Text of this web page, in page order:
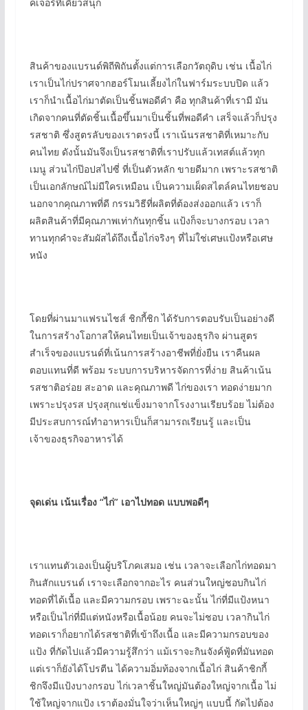
สินค้าของแบรนด์พิถีพิถันตั้งแต่การเลือกวัตถุดิบ เช่น เนื้อไก่
เราเป็นไก่ปราศจากฮอร์โมนเลี้ยงไก่ในฟาร์มระบบปิด แล้ว
เราก็นำเนื้อไก่มาตัดเป็นชิ้นพอดีคำ คือ ทุกสินค้าที่เรามี มัน
เกิดจากคนที่ตัดชิ้นเนื้อขึ้นมาเป็นชิ้นที่พอดีคำ เสร็จแล้วก็ปรุง
รสชาติ ซึ่งสูตรลับของเราตรงนี้ เราเน้นรสชาติที่เหมาะกับ
คนไทย ดังนั้นมันจึงเป็นรสชาติที่เราปรับแล้วเทสต์แล้วทุก
เมนู ส่วนไก่ป๊อปสไปซี่ ที่เป็นตัวหลัก ขายดีมาก เพราะรสชาติ
เป็นเอกลักษณ์ไม่มีใครเหมือน เป็นความเผ็ดสไตล์คนไทยชอบ
นอกจากคุณภาพที่ดี กรรมวิธีที่ผลิตที่ต้องส่งออกแล้ว เราก็
ผลิตสินค้าที่มีคุณภาพเท่ากันทุกชิ้น แป้งก็จะบางกรอบ เวลา
ทานทุกคำจะสัมผัสได้ถึงเนื้อไก่จริงๆ ที่ไม่ใช่เศษแป้งหรือเศษ
หนัง
โดยที่ผ่านมาแฟรนไชส์ ชิกกี้ชิก ได้รับการตอบรับเป็นอย่างดี
ในการสร้างโอกาสให้คนไทยเป็นเจ้าของธุรกิจ ผ่านสูตร
สำเร็จของแบรนด์ที่เน้นการสร้างอาชีพที่ยั่งยืน เราคืนผล
ตอบแทนที่ดี พร้อม ระบบการบริหารจัดการที่ง่าย สินค้าเน้น
รสชาติอร่อย สะอาด และคุณภาพดี ไก่ของเรา ทอดง่ายมาก
เพราะปรุงรส ปรุงสุกแช่แข็งมาจากโรงงานเรียบร้อย ไม่ต้อง
มีประสบการณ์ทำอาหารเป็นก็สามารถเรียนรู้ และเป็น
เจ้าของธุรกิจอาหารได้
จุดเด่น เน้นเรื่อง “ไก่” เอาไปทอด แบบพอดีๆ
เราแทนตัวเองเป็นผู้บริโภคเสมอ เช่น เวลาจะเลือกไก่ทอดมา
กินสักแบรนด์ เราจะเลือกจากอะไร คนส่วนใหญ่ชอบกินไก่
ทอดที่ได้เนื้อ และมีความกรอบ เพราะฉะนั้น ไก่ที่มีแป้งหนา
หรือเป็นไก่ที่มีแต่หนังหรือเนื้อน้อย คนจะไม่ชอบ เวลากินไก่
ทอดเราก็อยากได้รสชาติที่เข้าถึงเนื้อ และมีความกรอบของ
แป้ง ที่กัดไปแล้วมีความรู้สึกว่า แม้เราจะกินจังค์ฟู้ดที่มันทอด
แต่เราก็ยังได้โปรตีน ได้ความอิ่มท้องจากเนื้อไก่ สินค้าชิกกี้
ชิกจึงมีแป้งบางกรอบ ไก่เวลาชิ้นใหญ่มันต้องใหญ่จากเนื้อ ไม่
ใช้ใหญ่จากแป้ง เราต้องมั่นใจว่าเห็นใหญ่ๆ แบบนี้ กัดไปต้อง